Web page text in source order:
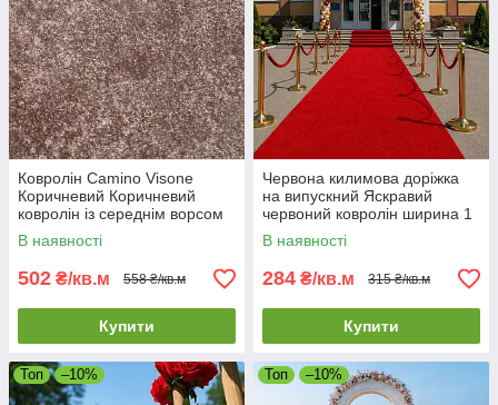
Ковролін Camino Visone
Коричневий Коричневий
ковролін із середнім ворсом
Тепле підлогове покриття
В наявності
502 ₴/кв.м 558 ₴/кв.м
Купити
Червона килимова доріжка
на випускний Яскравий
червоний ковролін ширина 1
м.; 1.5м.; 2 м.
В наявності
284 ₴/кв.м 315 ₴/кв.м
Купити
Топ –10% Топ –10%